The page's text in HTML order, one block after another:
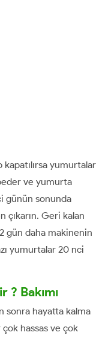
kapatılırsa yumurtalar
ve yumurta
günün sonunda
çıkarın. Geri kalan
gün daha makinenin
yumurtalar 20 nci
? Bakımı
sonra hayatta kalma
çok hassas ve çok